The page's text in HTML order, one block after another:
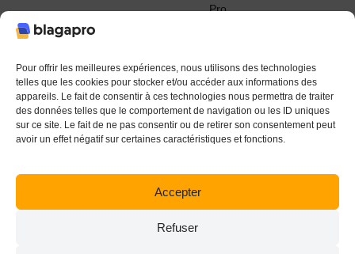
Pour offrir les meilleures expériences, nous utilisons des technologies
telles que les cookies pour stocker et/ou accéder aux informations des
appareils. Le fait de consentir à ces technologies nous permettra de traiter
des données telles que le comportement de navigation ou les ID uniques
sur ce site. Le fait de ne pas consentir ou de retirer son consentement peut
avoir un effet négatif sur certaines caractéristiques et fonctions.
Accepter
Refuser
Pro
© 2022 - 2024 Blagapro. Tous droits réservés. Textiles
personnalisés à Orléans